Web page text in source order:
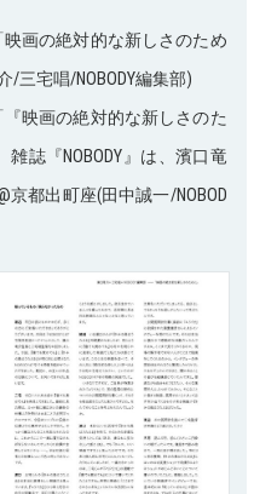
画の絶対的な新しさのため
/三宅唱/NOBODY編集部)
映画の絶対的な新しさのた
雑誌『NOBODY』は、濱口竜
都出町座(田中誠一/NOBOD